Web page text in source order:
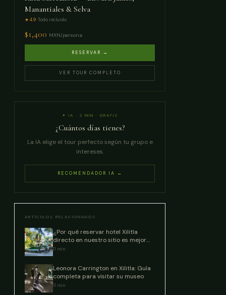
Manantiales & Selva
★ 4.9· Todo incluido
$1,400 MXN/persona
RESERVAR →
VER TOUR COMPLETO
✦ IA · 2 MIN · GRATIS
¿Cuántos días tienes?
La IA elige el tour perfecto según tu grupo e
intereses.
RECOMENDADOR IA →
ARTÍCULOS RELACIONADOS
¿Por qué reservar hotel Xilitla
directo en nuestro sitio es mejor
que las OTAs?
11 min
Leonora Carrington en Xilitla: Guía
completa para visitar su museo
11 min